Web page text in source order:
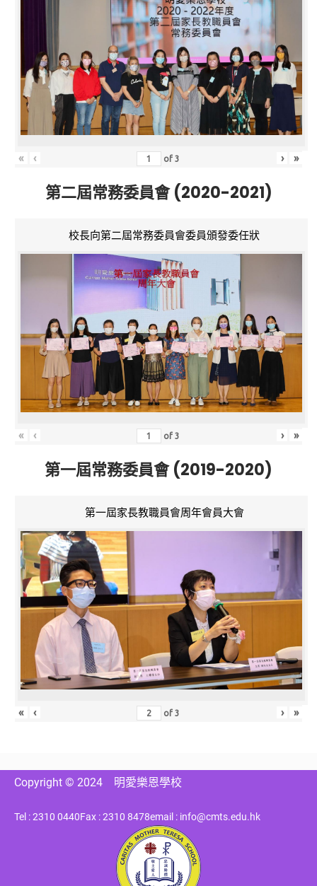
« ‹ of3 › »
第二屆常務委員會 (2020-2021)
校長向第二屆常務委員會委員頒發委任狀
« ‹ of3 › »
第一屆常務委員會 (2019-2020)
第一屆家長教職員會周年會員大會
« ‹ of3 › »
Copyright © 2024 明愛樂恩學校
Tel : 2310 0440Fax : 2310 8478email : info@cmts.edu.hk